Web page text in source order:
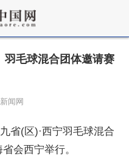
羽毛球混合团体邀请赛
闻网
省(区)·西宁羽毛球混合
会西宁举行。